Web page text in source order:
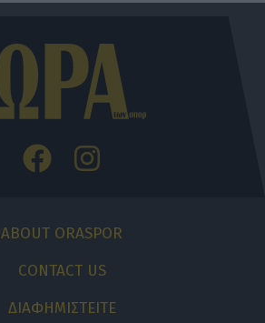
ABOUT ORASPOR
CONTACT US
ΔΙΑΦΗΜΙΣΤΕΙΤΕ